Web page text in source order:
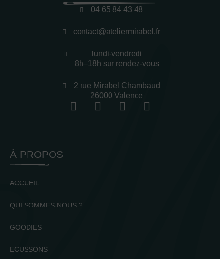
04 65 84 43 48
contact@ateliermirabel.fr
lundi-vendredi
8h–18h sur rendez-vous
2 rue Mirabel Chambaud
26000 Valence
À PROPOS
ACCUEIL
QUI SOMMES-NOUS ?
GOODIES
ECUSSONS